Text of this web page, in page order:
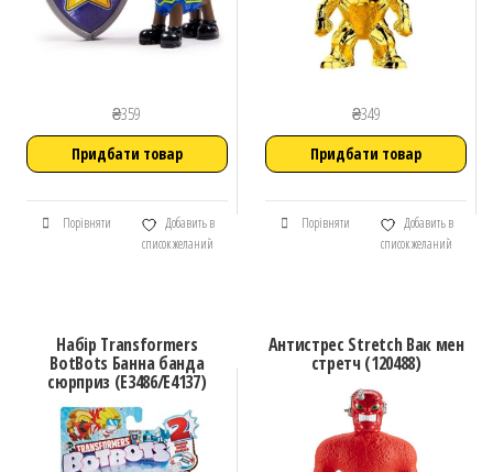
₴359
Придбати товар
Порівняти
Добавить в
список желаний
₴349
Придбати товар
Порівняти
Добавить в
список желаний
Набір Transformers
BotBots Банна банда
сюрприз (E3486/E4137)
Антистрес Stretch Вак мен
стретч (120488)